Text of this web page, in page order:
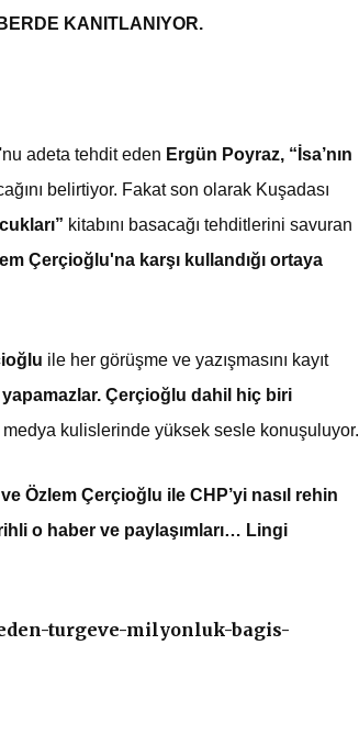
KANITLANIYOR.
'nu adeta tehdit eden Ergün Poyraz, “İsa’nın
belirtiyor. Fakat son olarak Kuşadası
kitabını basacağı tehditlerini savuran
Çerçioğlu'na karşı kullandığı ortaya
ile her görüşme ve yazışmasını kayıt
Çerçioğlu dahil hiç biri
kulislerinde yüksek sesle konuşuluyor.
Özlem Çerçioğlu ile CHP’yi nasıl rehin
o haber ve paylaşımları… Lingi
turgeve-milyonluk-bagis-